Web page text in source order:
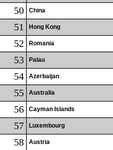
50 China
51 Hong Kong
52 Romania
53 Palau
54 Azerbaijan
55 Australia
56 Cayman Islands
57 Luxembourg
58 Austria